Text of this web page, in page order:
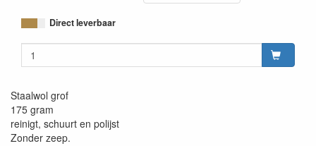
Direct leverbaar
Staalwol grof
175 gram
reinigt, schuurt en polijst
Zonder zeep.